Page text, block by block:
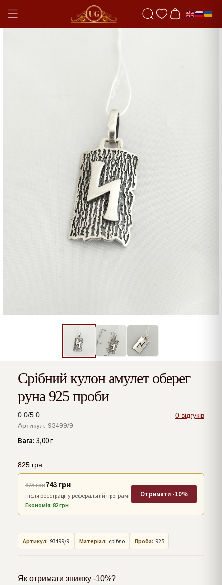
Срібний кулон амулет оберег
руна 925 проби
0.0/5.0
0 відгуків
Артикул: 93499/9
Вага: 3,00 г
825 грн.
825 грн743 грн
після реєстрації у реферальній програмі
Економія: 82 грн
Отримати -10%
Артикул: 93499/9 Матеріал: срібло Проба: 925
Як отримати знижку -10%?